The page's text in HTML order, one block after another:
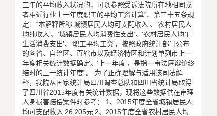
三年的平均收入状况的，可以参照受诉法院所在地相同或
者相近行业上一年度职工的平均工资计算”、第三十五条规
定：“本解释所称‘城镇居民人均可支配收入’、‘农村居民人
均纯收入’、‘城镇居民人均消费性支出’、‘农村居民人均年
生活消费支出’、‘职工平均工资’，按照政府统计部门公布
的各省、自治区、直辖市以及经济特区和计划单列市上一
年度相关统计数据确定。‘上一年度’，是指一审法庭辩论终
结时的上一统计年度”。 为了正确理解与适用该司法解
释，我院从国家统计局四川调查总队和四川省统计局取得
了四川省2015年度有关统计数据，现将这些数据供在审理
人身损害赔偿案件时参考： 1、2015年度全省城镇居民人
均可支配收入 26,205元 2、2015年度全省农村居民人均